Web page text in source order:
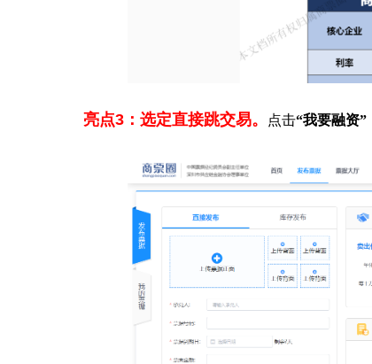
亮点3：选定直接跳交易。 点击“我要融资”